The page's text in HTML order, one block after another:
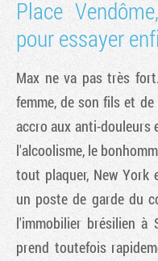
Place
pour essayer
Max ne va pas très
femme, de son fils et
accro aux anti-douleurs
l'alcoolisme, le
tout plaquer, New
un poste de garde du
l'immobilier brésilien à
prend toutefois